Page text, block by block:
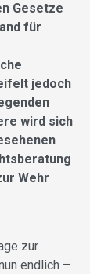
Gesetze
für
jedoch
wird sich
Wehr
zur
endlich –